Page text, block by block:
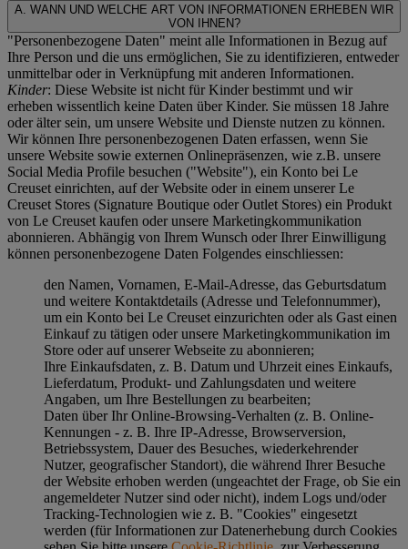
A. WANN UND WELCHE ART VON INFORMATIONEN ERHEBEN WIR
VON IHNEN?
"Personenbezogene Daten" meint alle Informationen in Bezug auf
Ihre Person und die uns ermöglichen, Sie zu identifizieren, entweder
unmittelbar oder in Verknüpfung mit anderen Informationen.
Kinder: Diese Website ist nicht für Kinder bestimmt und wir
erheben wissentlich keine Daten über Kinder. Sie müssen 18 Jahre
oder älter sein, um unsere Website und Dienste nutzen zu können.
Wir können Ihre personenbezogenen Daten erfassen, wenn Sie
unsere Website sowie externen Onlinepräsenzen, wie z.B. unsere
Social Media Profile besuchen ("Website"), ein Konto bei Le
Creuset einrichten, auf der Website oder in einem unserer Le
Creuset Stores (Signature Boutique oder Outlet Stores) ein Produkt
von Le Creuset kaufen oder unsere Marketingkommunikation
abonnieren. Abhängig von Ihrem Wunsch oder Ihrer Einwilligung
können personenbezogene Daten Folgendes einschliessen:
den Namen, Vornamen, E-Mail-Adresse, das Geburtsdatum
und weitere Kontaktdetails (Adresse und Telefonnummer),
um ein Konto bei Le Creuset einzurichten oder als Gast einen
Einkauf zu tätigen oder unsere Marketingkommunikation im
Store oder auf unserer Webseite zu abonnieren;
Ihre Einkaufsdaten, z. B. Datum und Uhrzeit eines Einkaufs,
Lieferdatum, Produkt- und Zahlungsdaten und weitere
Angaben, um Ihre Bestellungen zu bearbeiten;
Daten über Ihr Online-Browsing-Verhalten (z. B. Online-
Kennungen - z. B. Ihre IP-Adresse, Browserversion,
Betriebssystem, Dauer des Besuches, wiederkehrender
Nutzer, geografischer Standort), die während Ihrer Besuche
der Website erhoben werden (ungeachtet der Frage, ob Sie ein
angemeldeter Nutzer sind oder nicht), indem Logs und/oder
Tracking-Technologien wie z. B. "Cookies" eingesetzt
werden (für Informationen zur Datenerhebung durch Cookies